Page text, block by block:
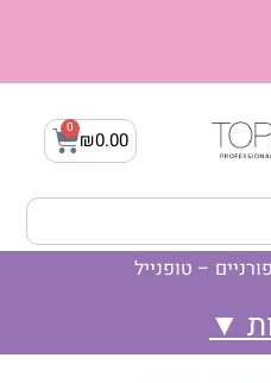
₪0.00
0
עגלת
קניות
– טופנייל